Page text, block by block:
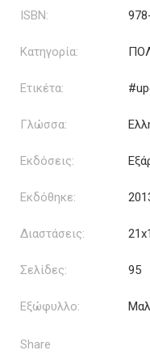
ISBN:
Κατηγορία:
Ετικέτα:
Γλώσσα:
Εκδόσεις:
Εκδόθηκε:
Διαστάσεις:
Σελίδες: 95
Εξώφυλλο:
Share